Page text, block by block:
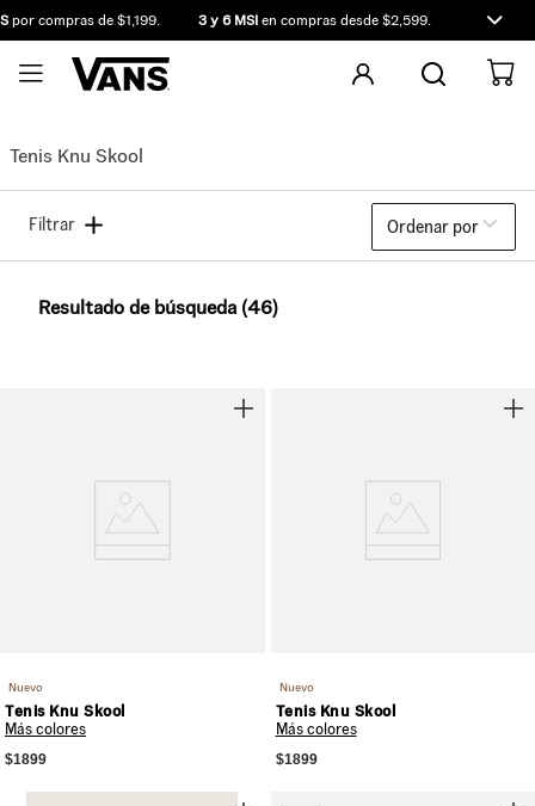
compras de $1,199. 3 y 6 MSIen compras desde $2,599. Compra
Tenis Knu Skool
Filtrar Ordenar por
Resultado de búsqueda (46)
Nuevo
Tenis Knu Skool
Más colores
$1899
Nuevo
Tenis Knu Skool
Más colores
$1899